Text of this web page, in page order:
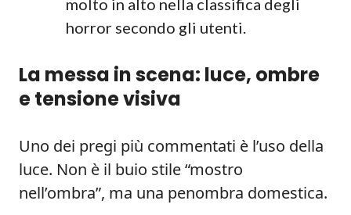
molto in alto nella classifica degli
horror secondo gli utenti.
La messa in scena: luce, ombre
e tensione visiva
Uno dei pregi più commentati è l’uso della
luce. Non è il buio stile “mostro
nell’ombra”, ma una penombra domestica.